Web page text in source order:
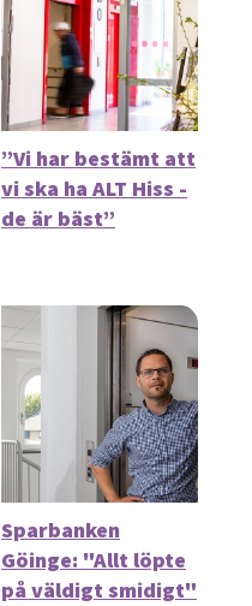
”Vi har bestämt att
vi ska ha ALT Hiss -
de är bäst”
Sparbanken
Göinge: "Allt löpte
på väldigt smidigt"